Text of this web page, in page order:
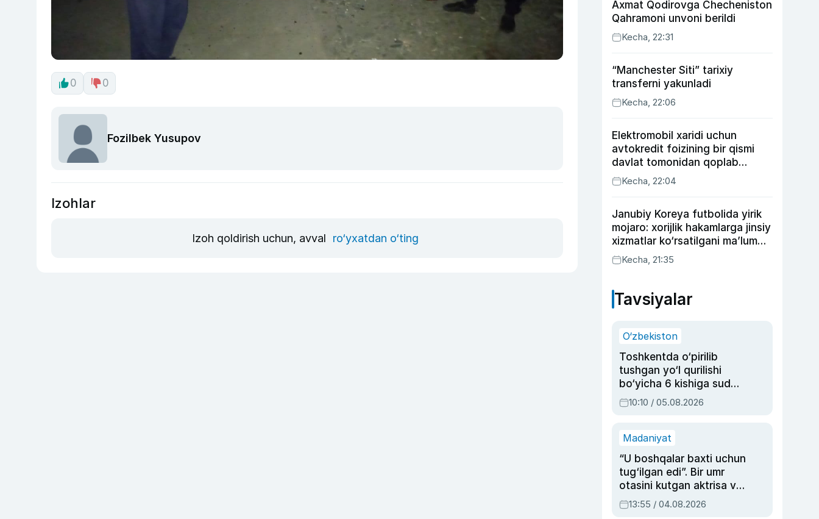
0 0
Fozilbek Yusupov
Izohlar
Izoh qoldirish uchun, avval ro‘yxatdan o‘ting
Axmat Qodirovga Checheniston
Qahramoni unvoni berildi
Kecha, 22:31
“Manchester Siti” tarixiy
transferni yakunladi
Kecha, 22:06
Elektromobil xaridi uchun
avtokredit foizining bir qismi
davlat tomonidan qoplab
berilishi mumkin
Kecha, 22:04
Janubiy Koreya futbolida yirik
mojaro: xorijlik hakamlarga jinsiy
xizmatlar ko‘rsatilgani ma’lum
qilindi
Kecha, 21:35
Tavsiyalar
O‘zbekiston
Toshkentda o‘pirilib
tushgan yo‘l qurilishi
bo‘yicha 6 kishiga sud
hukmi o‘qildi
10:10 / 05.08.2026
Madaniyat
“U boshqalar baxti uchun
tug‘ilgan edi”. Bir umr
otasini kutgan aktrisa va
dublyaj ustasi Rimma
Ahmedovaning
13:55 / 04.08.2026